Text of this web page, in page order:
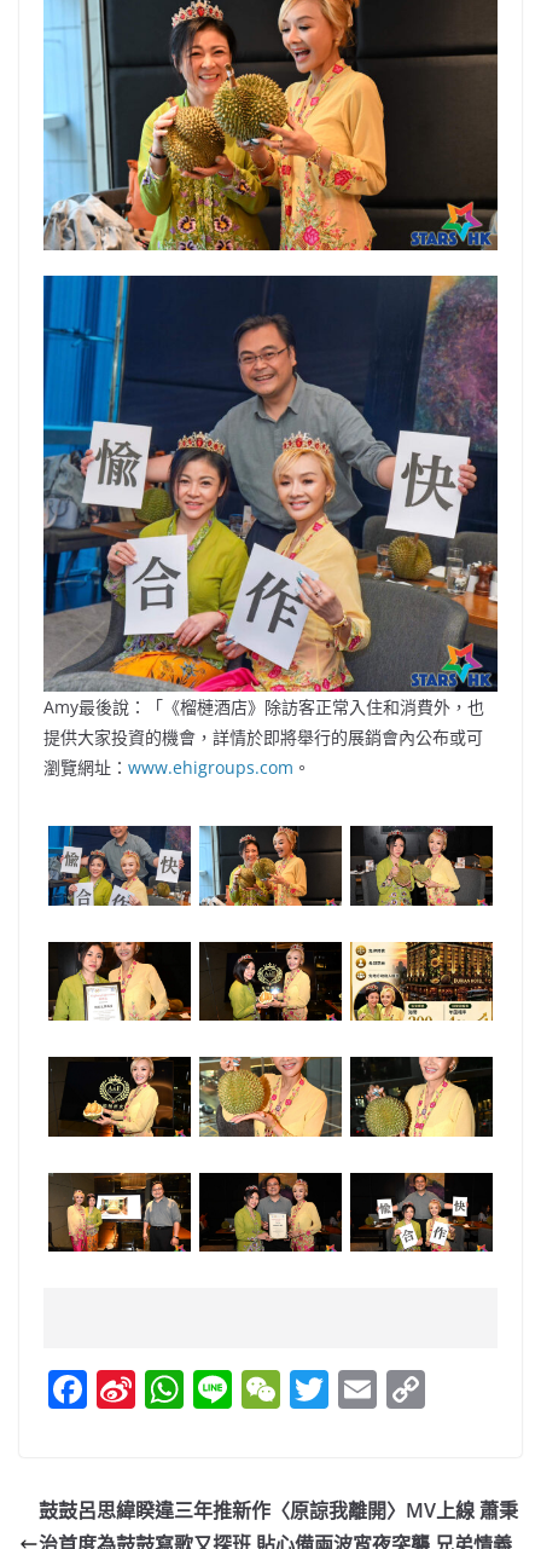
Amy最後說：「《榴槤酒店》除訪客正常入住和消費外，也
提供大家投資的機會，詳情於即將舉行的展銷會內公布或可
瀏覽網址： www.ehigroups.com 。
F
e
Si
W
W
s
Li W
h
T
er
E
l y
鼓鼓呂思緯睽違三年推新作〈原諒我離開〉MV上線 蕭秉